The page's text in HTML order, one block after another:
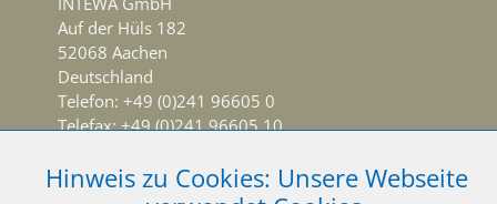
Auf der Hüls 182
52068 Aachen
Deutschland
Telefon: +49 (0)241 96605 0
Telefax: +49 (0)241 96605 10
Hinweis zu Cookies: Unsere Webseite